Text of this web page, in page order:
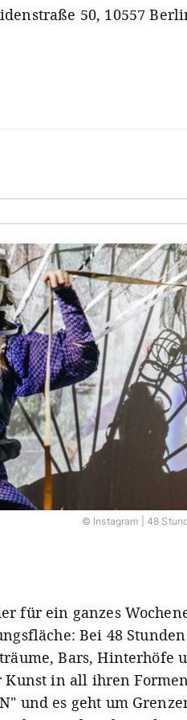
50, 10557
© Instagram | 48
für ein ganzes
Bei 48 Stunden
Bars, Hinterhöfe
in all ihren
und es geht um